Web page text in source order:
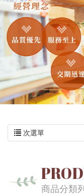
次選單
商品分類